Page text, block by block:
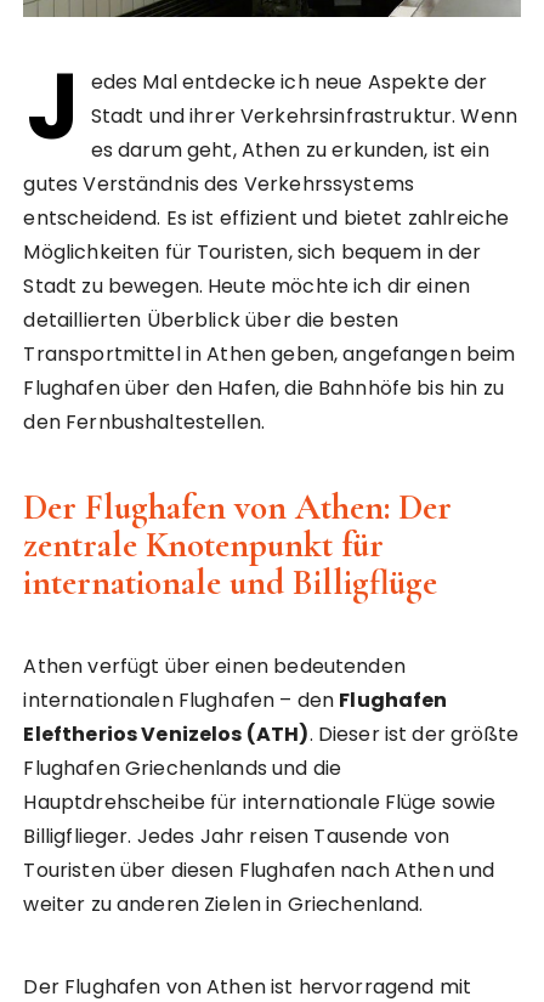
J
edes Mal entdecke ich neue Aspekte der
Stadt und ihrer Verkehrsinfrastruktur. Wenn
es darum geht, Athen zu erkunden, ist ein
gutes Verständnis des Verkehrssystems
entscheidend. Es ist effizient und bietet zahlreiche
Möglichkeiten für Touristen, sich bequem in der
Stadt zu bewegen. Heute möchte ich dir einen
detaillierten Überblick über die besten
Transportmittel in Athen geben, angefangen beim
Flughafen über den Hafen, die Bahnhöfe bis hin zu
den Fernbushaltestellen.
Der Flughafen von Athen: Der
zentrale Knotenpunkt für
internationale und Billigflüge
Athen verfügt über einen bedeutenden
internationalen Flughafen – den Flughafen
Eleftherios Venizelos (ATH). Dieser ist der größte
Flughafen Griechenlands und die
Hauptdrehscheibe für internationale Flüge sowie
Billigflieger. Jedes Jahr reisen Tausende von
Touristen über diesen Flughafen nach Athen und
weiter zu anderen Zielen in Griechenland.
Der Flughafen von Athen ist hervorragend mit